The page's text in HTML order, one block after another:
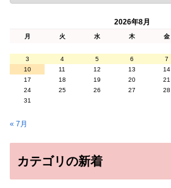
2026年8月
月 火 水 木 金
3
4 5 6 7
10
11 12 13 14
17
18 19 20 21
24
25 26 27 28
31
« 7月
カテゴリの新着